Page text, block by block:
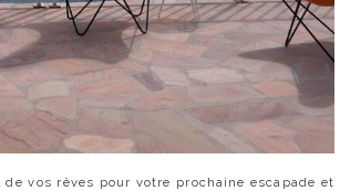
de vos rêves pour votre prochaine escapade et